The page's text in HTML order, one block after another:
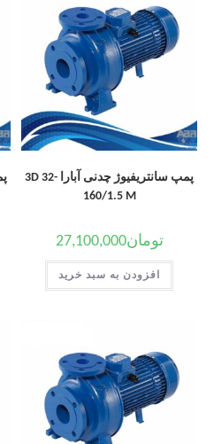
پمپ سانتریفیوژ چدنی آبارا 3D 32-
160/1.5 M
تومان27,100,000
افزودن به سبد خرید